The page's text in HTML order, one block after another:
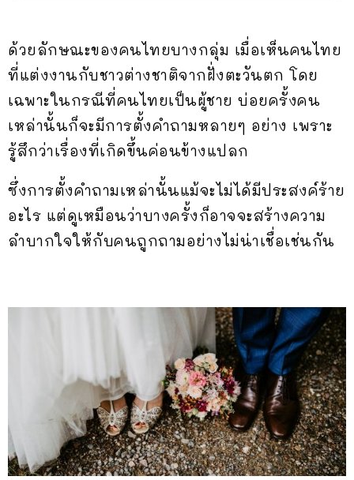
ด้วยลักษณะของคนไทยบางกลุ่ม เมื่อเห็นคนไทย
ที่แต่งงานกับชาวต่างชาติจากฝั่งตะวันตก โดย
เฉพาะในกรณีที่คนไทยเป็นผู้ชาย บ่อยครั้งคน
เหล่านั้นก็จะมีการตั้งคำถามหลายๆ อย่าง เพราะ
รู้สึกว่าเรื่องที่เกิดขึ้นค่อนข้างแปลก
ซึ่งการตั้งคำถามเหล่านั้นแม้จะไม่ได้มีประสงค์ร้าย
อะไร แต่ดูเหมือนว่าบางครั้งก็อาจจะสร้างความ
ลำบากใจให้กับคนถูกถามอย่างไม่น่าเชื่อเช่นกัน